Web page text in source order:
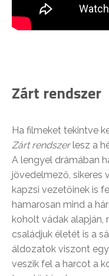
Zárt rendszer
Ha filmeket tekintve
Zárt rendszerlesz a
A lengyel drámában
jövedelmező, sikeres
kapzsi vezetőinek is
hamarosan mind a
koholt vádak alapján,
családjuk életét is a
áldozatok viszont
veszik fel a harcot a